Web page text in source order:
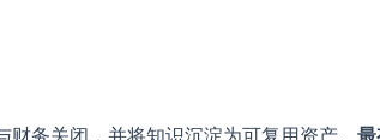
务关闭，并将知识沉淀为可复用资产。 最